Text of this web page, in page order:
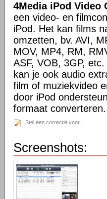
4Media iPod Video
een video- en
iPod. Het kan films
omzetten, bv. AVI,
MOV, MP4, RM,
ASF, VOB, 3GP,
kan je ook audio
film of muziekvideo
door iPod
formaat converteren.
Stel een correctie voor
Screenshots: